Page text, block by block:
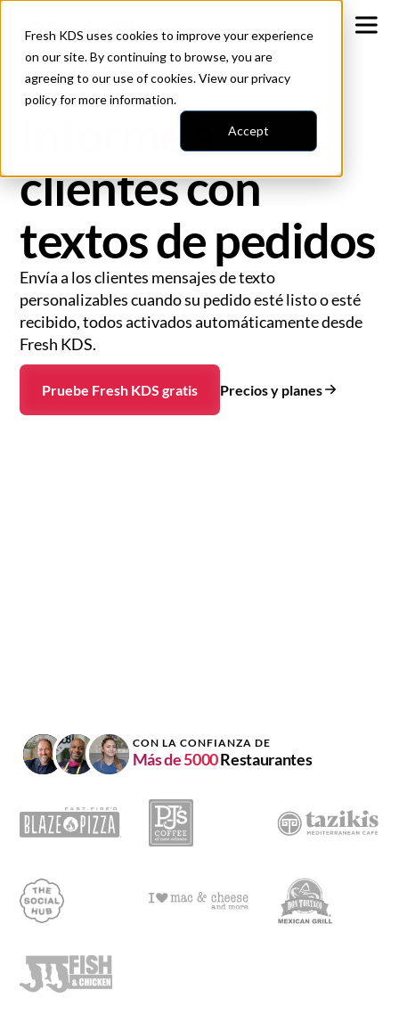
Fresh KDS uses cookies to improve your experience
on our site. By continuing to browse, you are
agreeing to our use of cookies. View ourprivacy
policyfor more information.
Accept
DISPONIBLE EN PLANES PREMIUM E ILIMITADOS
Informe a
clientes con
textos de pedidos
Envía a los clientes mensajes de texto
personalizables cuando su pedido esté listo o esté
recibido, todos activados automáticamente desde
Fresh KDS.
Pruebe Fresh KDS gratis Precios y planes
CON LA CONFIANZA DE
Más de 5000Restaurantes